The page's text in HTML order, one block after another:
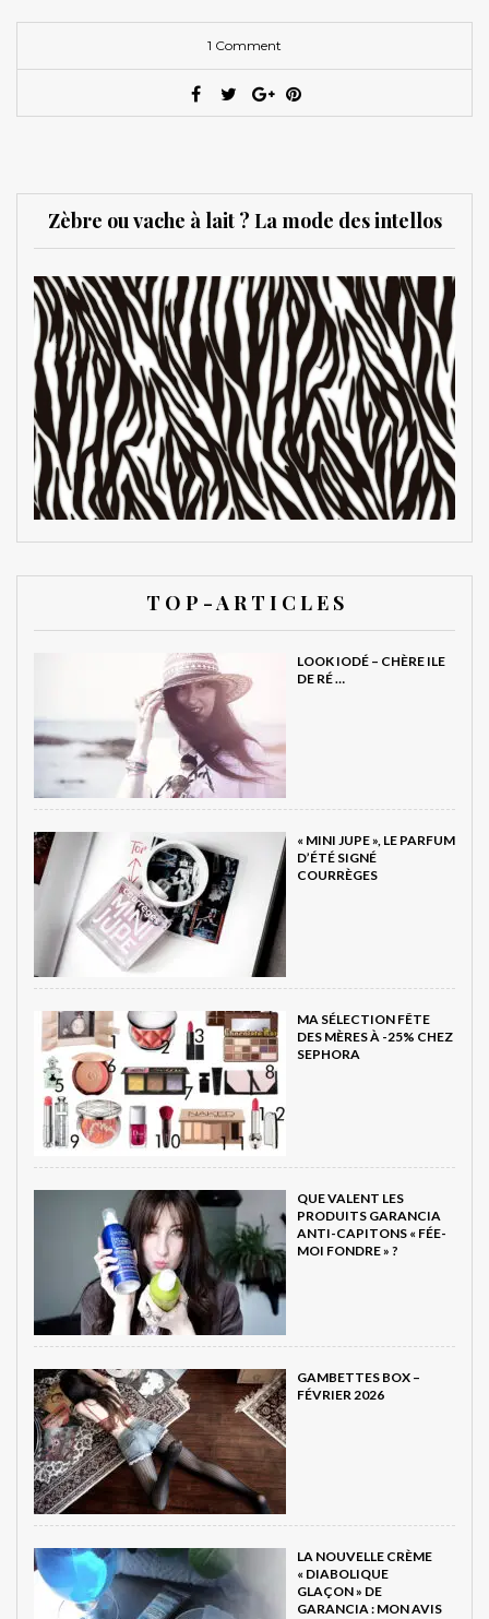
1 Comment
Zèbre ou vache à lait ? La mode des intellos
T O P - A R T I C L E S
LOOK IODÉ – CHÈRE ILE
DE RÉ …
« MINI JUPE », LE PARFUM
D’ÉTÉ SIGNÉ
COURRÈGES
MA SÉLECTION FÊTE
DES MÈRES À -25% CHEZ
SEPHORA
QUE VALENT LES
PRODUITS GARANCIA
ANTI-CAPITONS « FÉE-
MOI FONDRE » ?
GAMBETTES BOX –
FÉVRIER 2026
LA NOUVELLE CRÈME
« DIABOLIQUE
GLAÇON » DE
GARANCIA : MON AVIS